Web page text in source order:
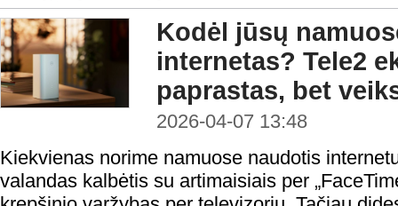
Kodėl jūsų
internetas? Tele2
paprastas, bet
2026-04-07 13:48
Kiekvienas norime namuose naudotis
valandas kalbėtis su artimaisiais per